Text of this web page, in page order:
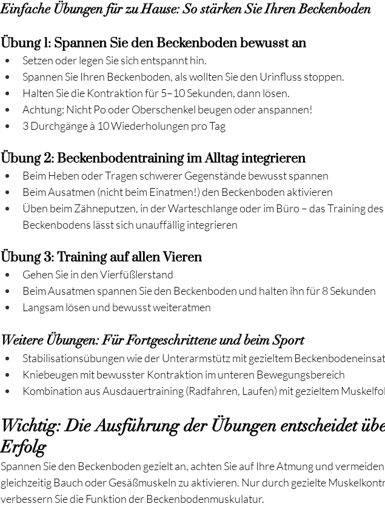
Einfache Übungen für zu Hause: So stärken Sie Ihren Beckenboden
Übung 1: Spannen Sie den Beckenboden bewusst an
Setzen oder legen Sie sich entspannt hin.
Spannen Sie Ihren Beckenboden, als wollten Sie den Urinfluss stoppen.
Halten Sie die Kontraktion für 5–10 Sekunden, dann lösen.
Achtung: Nicht Po oder Oberschenkel beugen oder anspannen!
3 Durchgänge à 10 Wiederholungen pro Tag
Übung 2: Beckenbodentraining im Alltag integrieren
Beim Heben oder Tragen schwerer Gegenstände bewusst spannen
Beim Ausatmen (nicht beim Einatmen!) den Beckenboden aktivieren
Üben beim Zähneputzen, in der Warteschlange oder im Büro – das Training des
Beckenbodens lässt sich unauffällig integrieren
Übung 3: Training auf allen Vieren
Gehen Sie in den Vierfüßlerstand
Beim Ausatmen spannen Sie den Beckenboden und halten ihn für 8 Sekunden
Langsam lösen und bewusst weiteratmen
Weitere Übungen: Für Fortgeschrittene und beim Sport
Stabilisationsübungen wie der Unterarmstütz mit gezieltem
Kniebeugen mit bewusster Kontraktion im unteren Bewegungsbereich
Kombination aus Ausdauertraining (Radfahren, Laufen) mit gezieltem
Wichtig: Die Ausführung der Übungen entscheidet
Erfolg
Spannen Sie den Beckenboden gezielt an, achten Sie auf Ihre Atmung und vermeiden
gleichzeitig Bauch oder Gesäßmuskeln zu aktivieren. Nur durch gezielte
verbessern Sie die Funktion der Beckenbodenmuskulatur.